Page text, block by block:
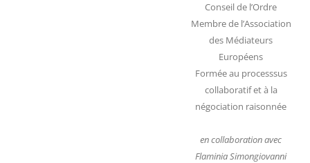
Conseil de l’Ordre
Membre de l’Association
des Médiateurs
Européens
Formée au processsus
collaboratif et à la
négociation raisonnée
en collaboration avec
Flaminia Simongiovanni